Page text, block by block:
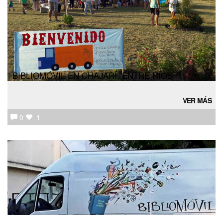
BIBLIOMÓVIL EN CHAJARÍ, ENTRE RÍOS
VER MÁS
0
1